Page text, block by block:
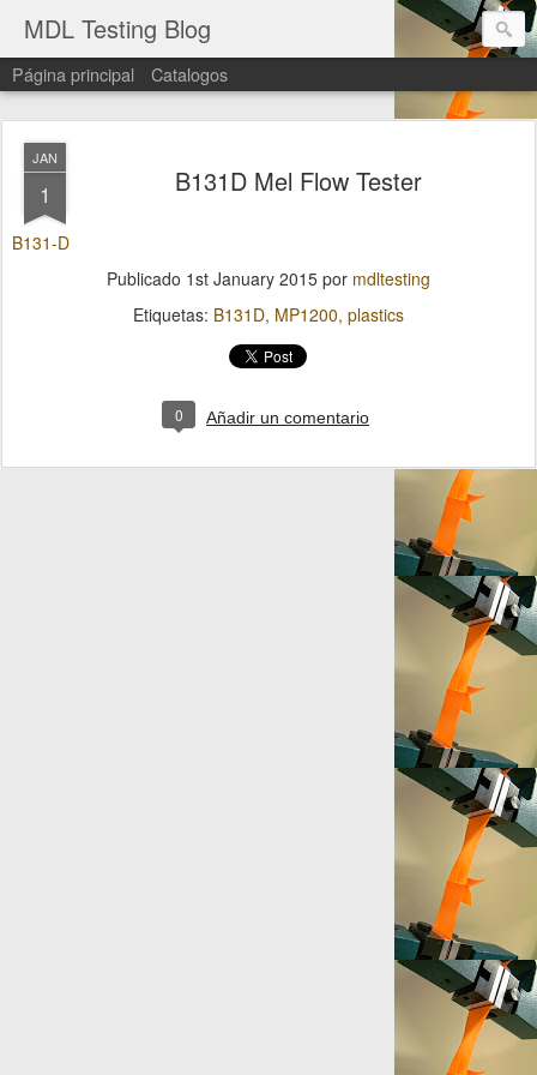
MDL Testing Blog
Página principal Catalogos
JAN
1 B131D Mel Flow Tester
B131-D
Publicado 1st January 2015 por mdltesting
Etiquetas: B131D MP1200 plastics
0 Añadir un comentario